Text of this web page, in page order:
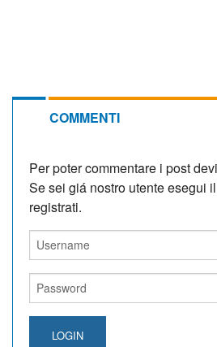
COMMENTI
Per poter commentare i post
Se sei giá nostro utente esegui
registrati.
LOGIN